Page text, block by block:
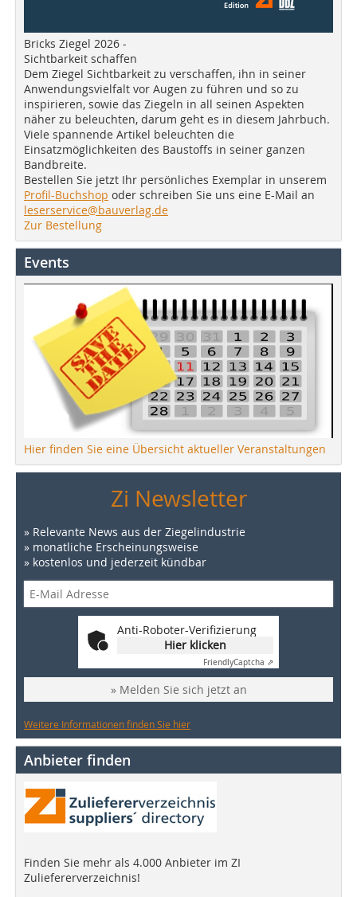
Bricks Ziegel 2026 -
Sichtbarkeit schaffen
Dem Ziegel Sichtbarkeit zu verschaffen, ihn in seiner
Anwendungsvielfalt vor Augen zu führen und so zu
inspirieren, sowie das Ziegeln in all seinen Aspekten
näher zu beleuchten, darum geht es in diesem Jahrbuch.
Viele spannende Artikel beleuchten die
Einsatzmöglichkeiten des Baustoffs in seiner ganzen
Bandbreite.
Bestellen Sie jetzt Ihr persönliches Exemplar in unserem
Profil-Buchshop oder schreiben Sie uns eine E-Mail an
leserservice@bauverlag.de
Zur Bestellung
Events
Hier finden Sie eine Übersicht aktueller Veranstaltungen
Zi Newsletter
» Relevante News aus der Ziegelindustrie
» monatliche Erscheinungsweise
» kostenlos und jederzeit kündbar
Anti-Roboter-Verifizierung
Hier klicken
FriendlyCaptcha ⇗
» Melden Sie sich jetzt an
Weitere Informationen finden Sie hier
Anbieter finden
Finden Sie mehr als 4.000 Anbieter im ZI
Zuliefererverzeichnis!